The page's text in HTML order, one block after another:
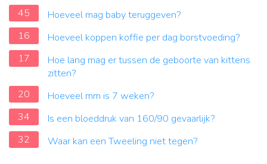
45
Hoeveel mag baby teruggeven?
16
Hoeveel koppen koffie per dag borstvoeding?
17
Hoe lang mag er tussen de geboorte van kittens
zitten?
20
Hoeveel mm is 7 weken?
34
Is een bloeddruk van 160/90 gevaarlijk?
32
Waar kan een Tweeling niet tegen?